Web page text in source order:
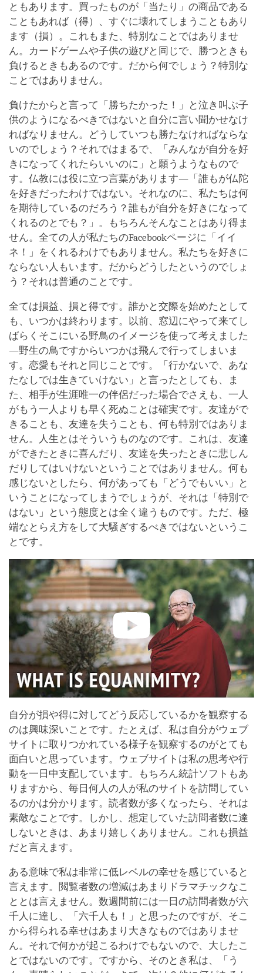
ともあります。買ったものが「当たり」の商品である
こともあれば（得）、すぐに壊れてしまうこともあり
ます（損）。これもまた、特別なことではありませ
ん。カードゲームや子供の遊びと同じで、勝つときも
負けるときもあるのです。だから何でしょう？特別な
ことではありません。
負けたからと言って「勝ちたかった！」と泣き叫ぶ子
供のようになるべきではないと自分に言い聞かせなけ
ればなりません。どうしていつも勝たなければならな
いのでしょう？それではまるで、「みんなが自分を好
きになってくれたらいいのに」と願うようなもので
す。仏教には役に立つ言葉があります―「誰もが仏陀
を好きだったわけではない。それなのに、私たちは何
を期待しているのだろう？誰もが自分を好きになって
くれるのとでも？」。もちろんそんなことはあり得ま
せん。全ての人が私たちのFacebookページに「イイ
ネ！」をくれるわけでもありません。私たちを好きに
ならない人もいます。だからどうしたというのでしょ
う？それは普通のことです。
全ては損益、損と得です。誰かと交際を始めたとして
も、いつかは終わります。以前、窓辺にやって来てし
ばらくそこにいる野鳥のイメージを使って考えました
―野生の鳥ですからいつかは飛んで行ってしまいま
す。恋愛もそれと同じことです。「行かないで、あな
たなしでは生きていけない」と言ったとしても、ま
た、相手が生涯唯一の伴侶だった場合でさえも、一人
がもう一人よりも早く死ぬことは確実です。友達がで
きることも、友達を失うことも、何も特別ではありま
せん。人生とはそういうものなのです。これは、友達
ができたときに喜んだり、友達を失ったときに悲しん
だりしてはいけないということではありません。何も
感じないとしたら、何があっても「どうでもいい」と
いうことになってしまうでしょうが、それは「特別で
はない」という態度とは全く違うものです。ただ、極
端なとらえ方をして大騒ぎするべきではないというこ
とです。
自分が損や得に対してどう反応しているかを観察する
のは興味深いことです。たとえば、私は自分がウェブ
サイトに取りつかれている様子を観察するのがとても
面白いと思っています。ウェブサイトは私の思考や行
動を一日中支配しています。もちろん統計ソフトもあ
りますから、毎日何人の人が私のサイトを訪問してい
るのかは分かります。読者数が多くなったら、それは
素敵なことです。しかし、想定していた訪問者数に達
しないときは、あまり嬉しくありません。これも損益
だと言えます。
ある意味で私は非常に低レベルの幸せを感じていると
言えます。閲覧者数の増減はあまりドラマチックなこ
ととは言えません。数週間前には一日の訪問者数が六
千人に達し、「六千人も！」と思ったのですが、そこ
から得られる幸せはあまり大きなものではありませ
ん。それで何かが起こるわけでもないので、大したこ
とではないのです。ですから、そのとき私は、「う